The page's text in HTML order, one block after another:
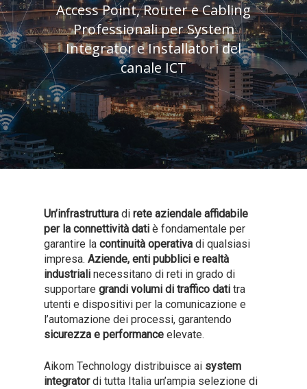
Access Point, Router e Cabling
Professionali per System
Integrator e Installatori del
canale ICT
Un’infrastruttura di rete aziendale affidabile
per la connettività dati è fondamentale per
garantire la continuità operativa di qualsiasi
impresa. Aziende, enti pubblici e realtà
industriali necessitano di reti in grado di
supportare grandi volumi di traffico dati tra
utenti e dispositivi per la comunicazione e
l’automazione dei processi, garantendo
sicurezza e performance elevate.
Aikom Technology distribuisce ai system
integratordi tutta Italia un’ampia selezione di